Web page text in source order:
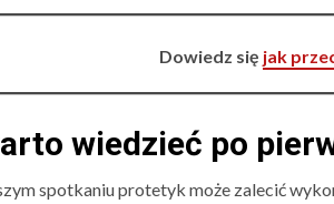
Dowiedz się jak
wiedzieć po
spotkaniu protetyk może zalecić